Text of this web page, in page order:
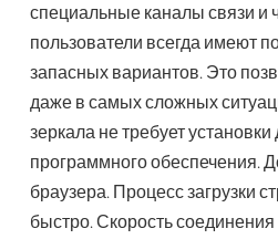
специальные каналы связи
пользователи всегда имеют
запасных вариантов. Это
даже в самых сложных
зеркала не требует
программного обеспечения.
браузера. Процесс загрузки
быстро. Скорость соединения